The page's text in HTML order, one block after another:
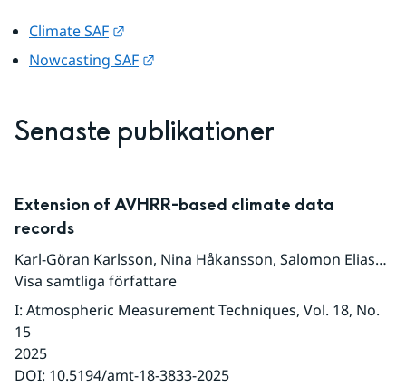
Climate SAF
Nowcasting SAF
Senaste publikationer
Extension of AVHRR-based climate data
records
Karl-Göran Karlsson, Nina Håkansson, Salomon Eliasson
Visa samtliga författare
I: Atmospheric Measurement Techniques, Vol. 18, No.
15
2025
DOI: 10.5194/amt-18-3833-2025